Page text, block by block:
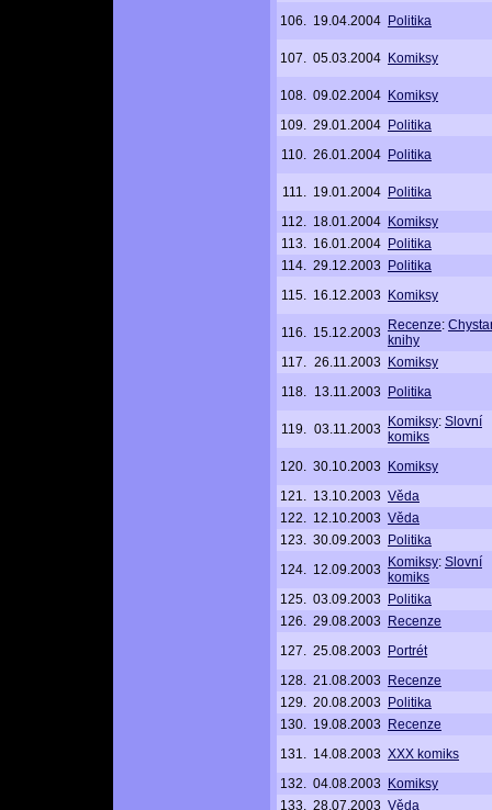
106. 19.04.2004 Politika
107. 05.03.2004 Komiksy
108. 09.02.2004 Komiksy
109. 29.01.2004 Politika
110. 26.01.2004 Politika
111. 19.01.2004 Politika
112. 18.01.2004 Komiksy
113. 16.01.2004 Politika
114. 29.12.2003 Politika
115. 16.12.2003 Komiksy
116. 15.12.2003 Recenze:
knihy
117. 26.11.2003 Komiksy
118. 13.11.2003 Politika
119. 03.11.2003 Komiksy: Slovní
komiks
120. 30.10.2003 Komiksy
121. 13.10.2003 Věda
122. 12.10.2003 Věda
123. 30.09.2003 Politika
124. 12.09.2003 Komiksy: Slovní
komiks
125. 03.09.2003 Politika
126. 29.08.2003 Recenze
127. 25.08.2003 Portrét
128. 21.08.2003 Recenze
129. 20.08.2003 Politika
130. 19.08.2003 Recenze
131. 14.08.2003 XXX komiks
132. 04.08.2003 Komiksy
133. 28.07.2003 Věda